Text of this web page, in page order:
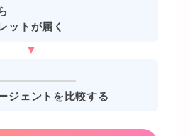
ットが届く
ジェントを比較する